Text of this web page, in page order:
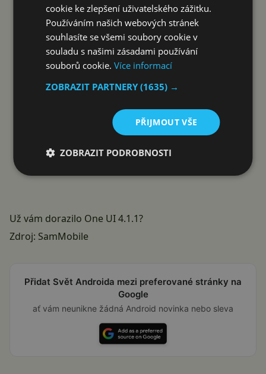
Už vám dorazilo One UI 4.1.1?
Zdroj: SamMobile
Přidat Svět Androida mezi preferované stránky na
Google
ať vám neunikne žádná Android novinka nebo sleva
cookie ke zlepšení uživatelského zážitku.
Používáním našich webových stránek
souhlasíte se všemi soubory cookie v
souladu s našimi zásadami používání
souborů cookie.Více informací
ZOBRAZIT PARTNERY(1635) →
PŘIJMOUT VŠE
ZOBRAZIT PODROBNOSTI